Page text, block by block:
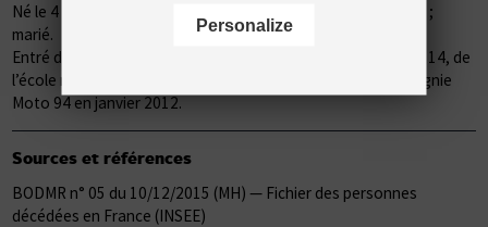
Né le 4 octobre 1976 à Champigny-sur-Marne (Val de Marne) ;
marié.
Entré dans l’administration avec la 212e promotion, section 14, de
l’école nationale de police de Sens, il avait intégré la Compagnie
Moto 94 en janvier 2012.
Sources et références
BODMR n° 05 du 10/12/2015 (MH) — Fichier des personnes
décédées en France (INSEE)
Personalize